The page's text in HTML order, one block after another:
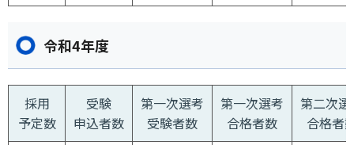
令和4年度
採用
予定数
受験
申込者数
第一次選考
受験者数
第一次選考
合格者数
第二次
合格者